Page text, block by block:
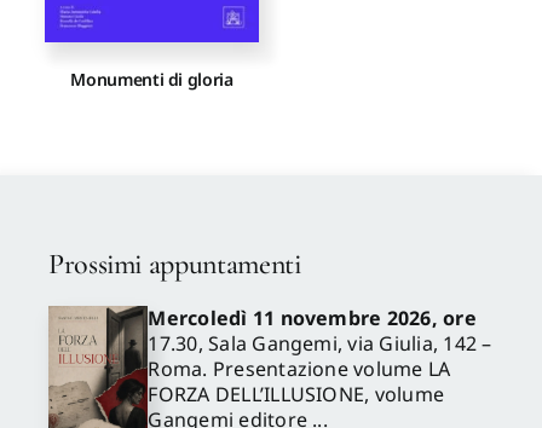
Newsletter
Monumenti di gloria
Prossimi appuntamenti
Mercoledì 11 novembre 2026, ore
17.30, Sala Gangemi, via Giulia, 142 –
Roma. Presentazione volume LA
FORZA DELL’ILLUSIONE, volume
Gangemi editore ...